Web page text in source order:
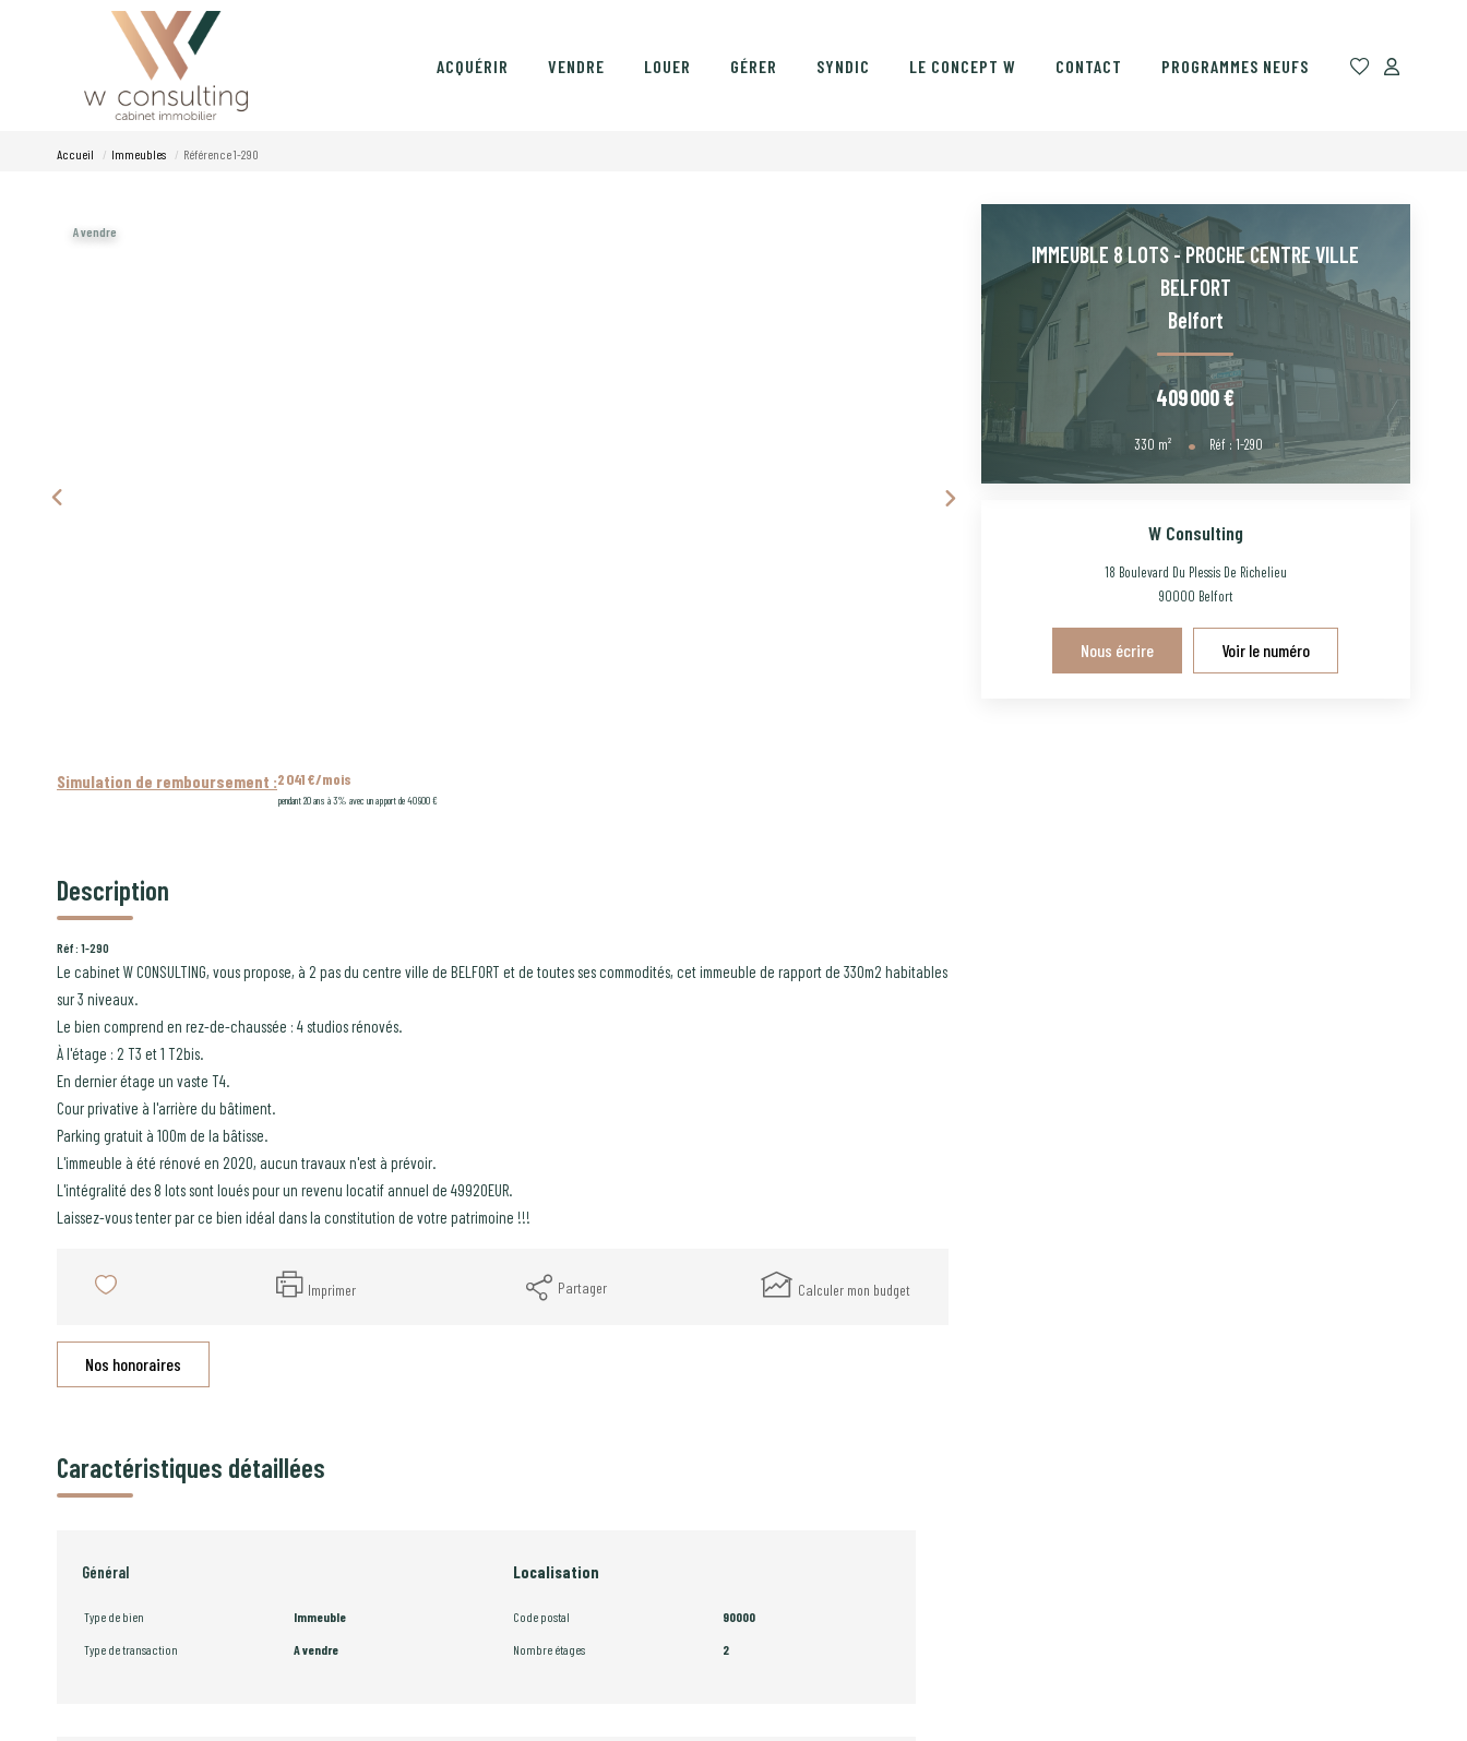
ACQUÉRIR VENDRE LOUER GÉRER SYNDIC LE CONCEPT W CONTACT PROGRAMMES NEUFS
Accueil Immeubles Référence 1-290
A vendre
Simulation de remboursement :2 041 €/mois
pendant 20 ans à 3% avec un apport de 40 900 €
Description
Réf : 1-290
Le cabinet W CONSULTING, vous propose, à 2 pas du centre ville de BELFORT et de toutes ses commodités, cet immeuble de rapport de 330m2 habitables
sur 3 niveaux.
Le bien comprend en rez-de-chaussée : 4 studios rénovés.
À l'étage : 2 T3 et 1 T2bis.
En dernier étage un vaste T4.
Cour privative à l'arrière du bâtiment.
Parking gratuit à 100m de la bâtisse.
L'immeuble à été rénové en 2020, aucun travaux n'est à prévoir.
L'intégralité des 8 lots sont loués pour un revenu locatif annuel de 49920EUR.
Laissez-vous tenter par ce bien idéal dans la constitution de votre patrimoine !!!
Imprimer Partager Calculer mon budget
Nos honoraires
Caractéristiques détaillées
Général
Type de bien Immeuble
Type de transaction A vendre
Localisation
Code postal 90000
Nombre étages 2
IMMEUBLE 8 LOTS - PROCHE CENTRE VILLE
BELFORT
Belfort
409 000 €
330 m² Réf :1-290
W Consulting
18 Boulevard Du Plessis De Richelieu
90000 Belfort
Nous écrire Voir le numéro